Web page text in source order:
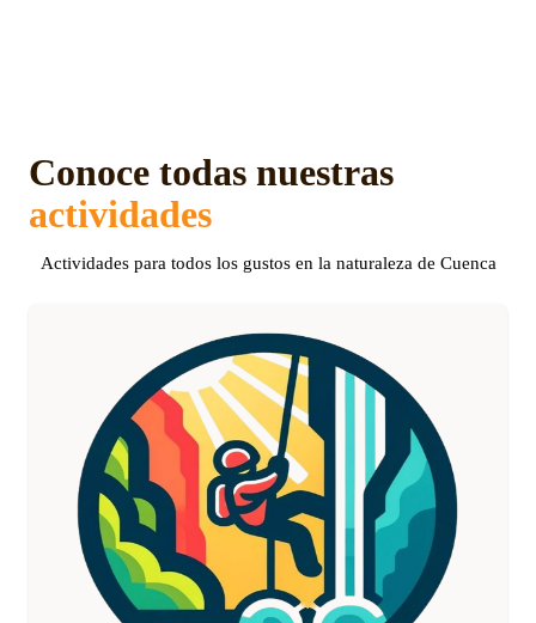
Conoce todas nuestras
actividades
Actividades para todos los gustos en la naturaleza de Cuenca